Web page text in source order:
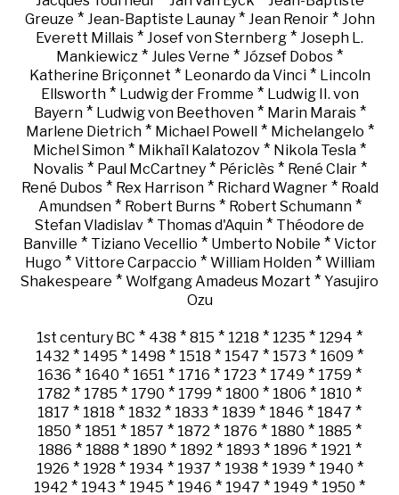
Greuze * Jean-Baptiste Launay* Jean Renoir* John
Everett Millais * Josef von Sternberg * Joseph L.
Mankiewicz * Jules Verne * József Dobos *
Katherine Briçonnet * Leonardo da Vinci* Lincoln
Ellsworth* Ludwig der Fromme * Ludwig II. von
Bayern* Ludwig von Beethoven* Marin Marais*
Marlene Dietrich* Michael Powell * Michelangelo *
Michel Simon * Mikhaïl Kalatozov * Nikola Tesla *
Novalis* Paul McCartney* Périclès* René Clair*
René Dubos* Rex Harrison* Richard Wagner* Roald
Amundsen* Robert Burns* Robert Schumann*
Stefan Vladislav * Thomas d'Aquin * Théodore de
Banville * Tiziano Vecellio * Umberto Nobile * Victor
Hugo * Vittore Carpaccio * William Holden* William
Shakespeare * Wolfgang Amadeus Mozart * Yasujiro
Ozu
1st century BC * 438 * 815 * 1218 * 1235 * 1294 *
1432 * 1495 * 1498 * 1518 * 1547 * 1573 * 1609 *
1636 * 1640 * 1651 * 1716 * 1723 * 1749 * 1759 *
1782 * 1785 * 1790 * 1799 * 1800 * 1806 * 1810 *
1817 * 1818 * 1832 * 1833 * 1839 * 1846 * 1847 *
1850 * 1851 * 1857 * 1872 * 1876 * 1880 * 1885 *
1886 * 1888 * 1890 * 1892 * 1893 * 1896 * 1921 *
1926 * 1928 * 1934 * 1937 * 1938 * 1939 * 1940 *
1942 * 1943 * 1945 * 1946 * 1947 * 1949 * 1950 *